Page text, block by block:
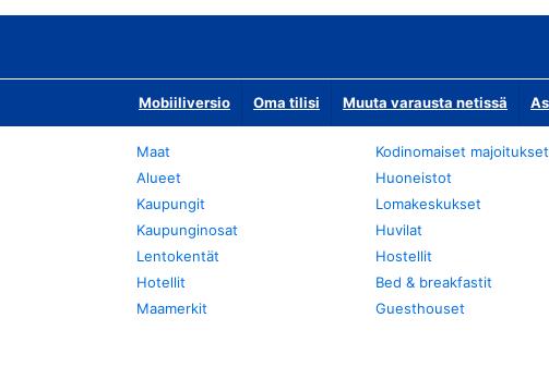
Mobiiliversio Oma tilisi Muuta varausta netissä
Maat
Alueet
Kaupungit
Kaupunginosat
Lentokentät
Hotellit
Maamerkit
Kodinomaiset majoitukset
Huoneistot
Lomakeskukset
Huvilat
Hostellit
Bed & breakfastit
Guesthouset